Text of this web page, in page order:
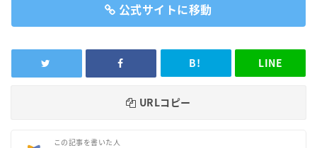
公式サイトに移動
B! LINE
URLコピー
この記事を書いた人